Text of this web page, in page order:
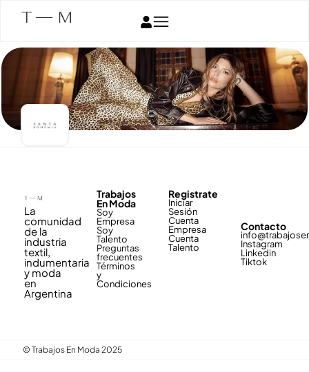
La
comunidad
de la
industria
textil,
indumentaria
y moda
en
Argentina
Trabajos
En Moda
Soy
Empresa
Soy
Talento
Preguntas
frecuentes
Términos
y
Condiciones
Registrate
Iniciar
Sesión
Cuenta
Empresa
Cuenta
Talento
Contacto
Instagram
Linkedin
Tiktok
© Trabajos En Moda 2025